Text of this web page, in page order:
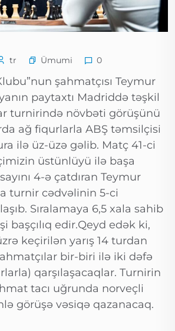
tr Ümumi 0
şahmatçısı Teymur
paytaxtı Madriddə təşkil
turnirində növbəti görüşünü
ağ fiqurlarla ABŞ təmsilçisi
ilə üz-üzə gəlib. Matç 41-ci
üstünlüyü ilə başa
4-ə çatdıran Teymur
turnir cədvəlinin 5-ci
Sıralamaya 6,5 xala sahib
başçılıq edir.Qeyd edək ki,
keçirilən yarış 14 turdan
bir-biri ilə iki dəfə
qarşılaşacaqlar. Turnirin
tacı uğrunda norveçli
görüşə vəsiqə qazanacaq.